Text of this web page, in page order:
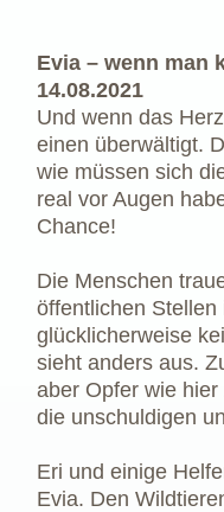
Evia – wenn man
14.08.2021
Und wenn das
einen überwältigt.
wie müssen sich
real vor Augen
Chance!
Die Menschen
öffentlichen
glücklicherweise
sieht anders aus.
aber Opfer wie
die unschuldigen
Eri und einige
Evia. Den